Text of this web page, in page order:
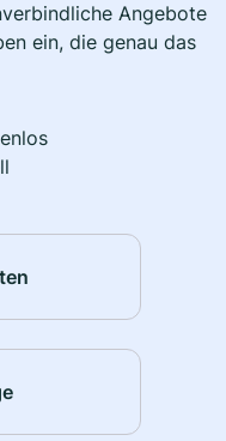
Angebote
ein, die genau das